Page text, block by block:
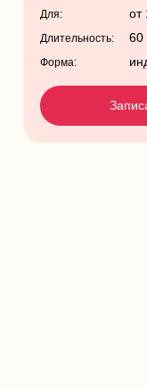
Для: от
Длительность: 60
Форма: